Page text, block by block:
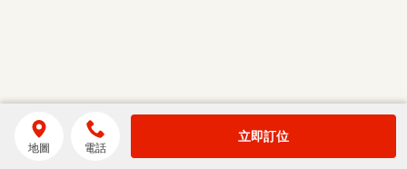
地圖 電話
立即訂位